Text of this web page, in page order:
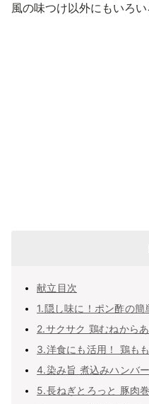
風の味つけ以外にもいろ
献立目次
1.隠し味に！ポン酢の簡
2.サクサク 鶏むねから
3.洋食にも活用！ 鶏も
4.染み旨 煮込みハンバ
5.長ねぎとろっと 豚肉